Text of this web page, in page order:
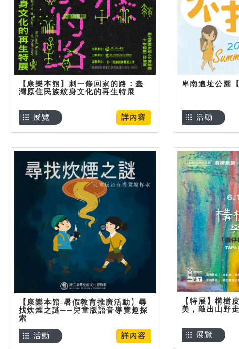
【康樂本館】刺一條回家的路：臺
灣原住民族紋身文化的再生特展
詳內容
展覽
卑南遺址公園
活動
【康樂本館-暑假教育推廣活動】尋
找炊煙之謎──兒童版語音導覽趣探
索
詳內容
活動
【特展】構樹
美，敲出山野
展覽